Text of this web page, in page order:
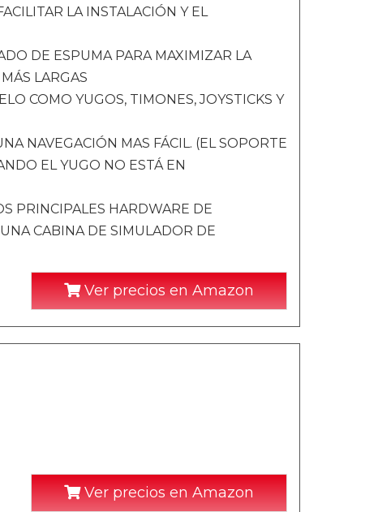
LA INSTALACIÓN Y EL
DE ESPUMA PARA MAXIMIZAR LA
LARGAS
COMO YUGOS, TIMONES, JOYSTICKS Y
NAVEGACIÓN MAS FÁCIL. (EL SOPORTE
EL YUGO NO ESTÁ EN
PRINCIPALES HARDWARE DE
CABINA DE SIMULADOR DE
Ver precios en Amazon
Ver precios en Amazon